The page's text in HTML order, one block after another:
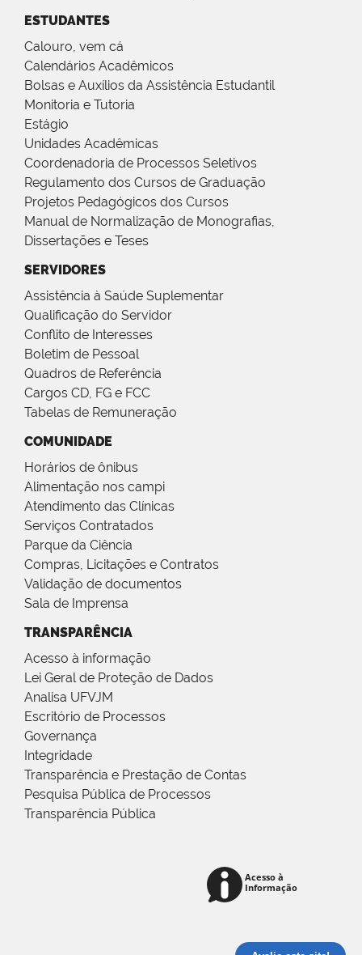
ESTUDANTES
Calouro, vem cá
Calendários Acadêmicos
Bolsas e Auxílios da Assistência Estudantil
Monitoria e Tutoria
Estágio
Unidades Acadêmicas
Coordenadoria de Processos Seletivos
Regulamento dos Cursos de Graduação
Projetos Pedagógicos dos Cursos
Manual de Normalização de Monografias,
Dissertações e Teses
SERVIDORES
Assistência à Saúde Suplementar
Qualificação do Servidor
Conflito de Interesses
Boletim de Pessoal
Quadros de Referência
Cargos CD, FG e FCC
Tabelas de Remuneração
COMUNIDADE
Horários de ônibus
Alimentação nos campi
Atendimento das Clínicas
Serviços Contratados
Parque da Ciência
Compras, Licitações e Contratos
Validação de documentos
Sala de Imprensa
TRANSPARÊNCIA
Acesso à informação
Lei Geral de Proteção de Dados
Analisa UFVJM
Escritório de Processos
Governança
Integridade
Transparência e Prestação de Contas
Pesquisa Pública de Processos
Transparência Pública